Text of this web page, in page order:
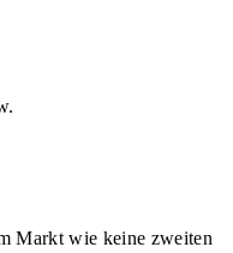
Markt wie keine zweiten